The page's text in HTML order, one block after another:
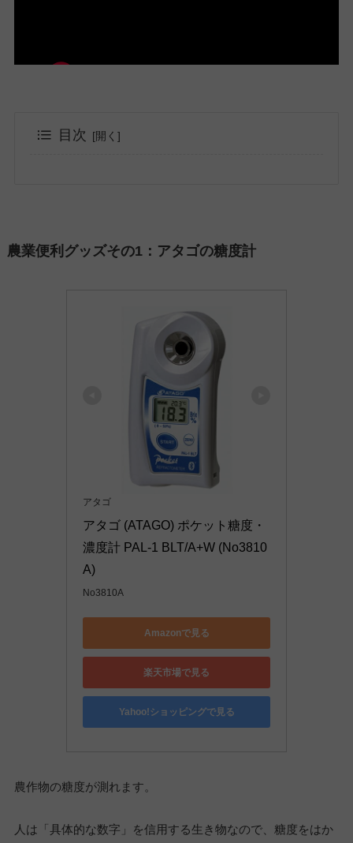
目次
農業便利グッズその1：アタゴの糖度計
アタゴ
アタゴ (ATAGO) ポケット糖度・
濃度計 PAL-1 BLT/A+W (No3810
A)
No3810A
Amazonで見る
楽天市場で見る
Yahoo!ショッピングで見る
農作物の糖度が測れます。
人は「具体的な数字」を信用する生き物なので、糖度をはか